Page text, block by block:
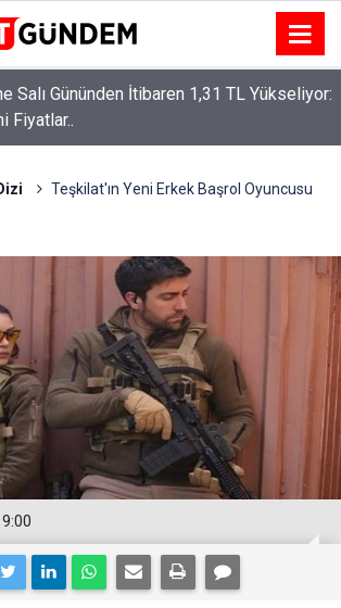
Salı Gününden İtibaren 1,31 TL Yükseliyor:
Fiyatlar..
Teşkilat'ın Yeni Erkek Başrol Oyuncusu